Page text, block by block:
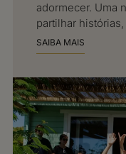
adormecer. Uma
partilhar
SAIBA MAIS